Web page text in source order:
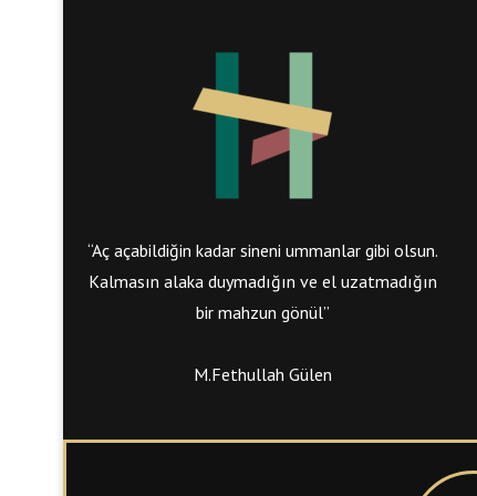
“Aç açabildiğin kadar sineni ummanlar gibi olsun.
Kalmasın alaka duymadığın ve el uzatmadığın
bir mahzun gönül”
M.Fethullah Gülen